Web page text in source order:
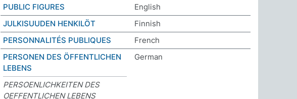
PUBLIC FIGURES
English
JULKISUUDEN HENKILÖT
Finnish
PERSONNALITÉS PUBLIQUES
French
PERSONEN DES ÖFFENTLICHEN
LEBENS
German
PERSOENLICHKEITEN DES
OEFFENTLICHEN LEBENS